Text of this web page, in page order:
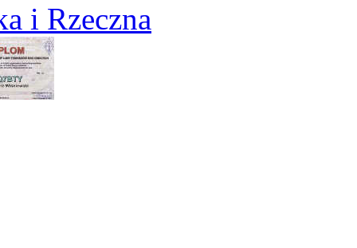
i Rzeczna